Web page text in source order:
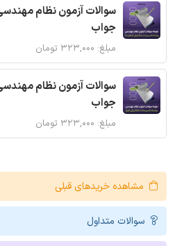
سوالات آزمون نظام
جواب
مبلغ: ۳۲۳,۰۰۰ تومان
سوالات آزمون نظام
جواب
مبلغ: ۳۲۳,۰۰۰ تومان
مشاهده خریدهای قبلی
سوالات متداول